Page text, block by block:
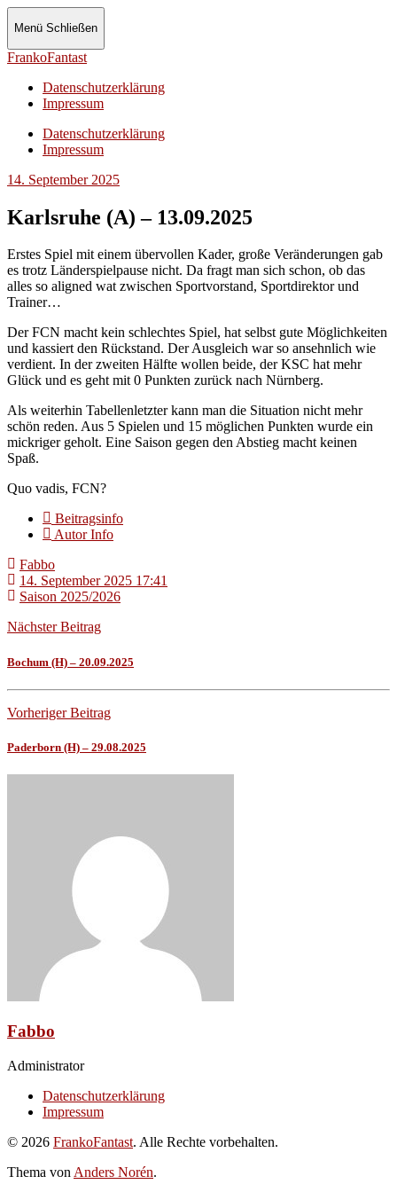
Menü Schließen
FrankoFantast
Datenschutzerklärung
Impressum
Datenschutzerklärung
Impressum
14. September 2025
Karlsruhe (A) – 13.09.2025
Erstes Spiel mit einem übervollen Kader, große Veränderungen gab
es trotz Länderspielpause nicht. Da fragt man sich schon, ob das
alles so aligned wat zwischen Sportvorstand, Sportdirektor und
Trainer…
Der FCN macht kein schlechtes Spiel, hat selbst gute Möglichkeiten
und kassiert den Rückstand. Der Ausgleich war so ansehnlich wie
verdient. In der zweiten Hälfte wollen beide, der KSC hat mehr
Glück und es geht mit 0 Punkten zurück nach Nürnberg.
Als weiterhin Tabellenletzter kann man die Situation nicht mehr
schön reden. Aus 5 Spielen und 15 möglichen Punkten wurde ein
mickriger geholt. Eine Saison gegen den Abstieg macht keinen
Spaß.
Quo vadis, FCN?
Beitragsinfo
Autor Info
Fabbo
14. September 2025 17:41
Saison 2025/2026
Nächster Beitrag
Bochum (H) – 20.09.2025
Vorheriger Beitrag
Paderborn (H) – 29.08.2025
Fabbo
Administrator
Datenschutzerklärung
Impressum
© 2026 FrankoFantast. Alle Rechte vorbehalten.
Thema von Anders Norén.